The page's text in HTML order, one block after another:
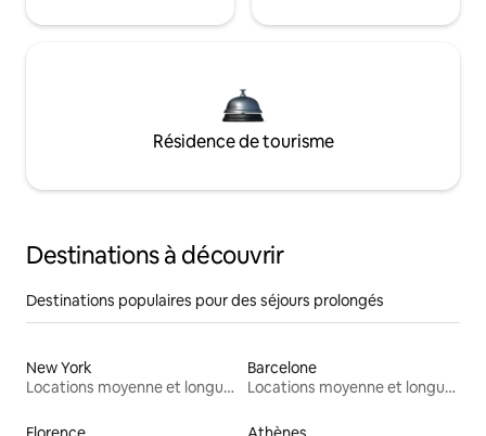
Résidence de tourisme
Destinations à découvrir
Destinations populaires pour des séjours prolongés
New York
Locations moyenne et longue durée
Barcelone
Locations moyenne et longue durée